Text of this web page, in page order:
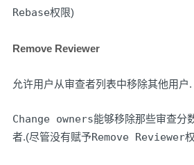
Rebase权限)
Remove Reviewer
允许用户从审查者列表中移除其他用户.
Change owners能够移除那些审查分
者.(尽管没有赋予Remove Reviewer